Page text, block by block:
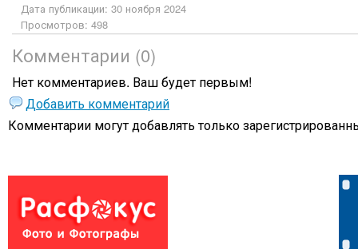
Дата публикации: 30 ноября 2024
Просмотров: 498
Комментарии (0)
Нет комментариев. Ваш будет первым!
Добавить комментарий
Комментарии могут добавлять только